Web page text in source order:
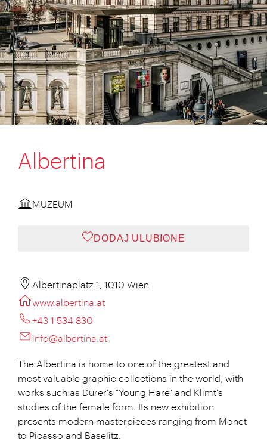
Albertina
MUZEUM
DODAJ ULUBIONE
Albertinaplatz 1, 1010 Wien
www.albertina.at
+43 1 534 830
info@albertina.at
The Albertina is home to one of the greatest and
most valuable graphic collections in the world, with
works such as Dürer's "Young Hare" and Klimt's
studies of the female form. Its new exhibition
presents modern masterpieces ranging from Monet
to Picasso and Baselitz.